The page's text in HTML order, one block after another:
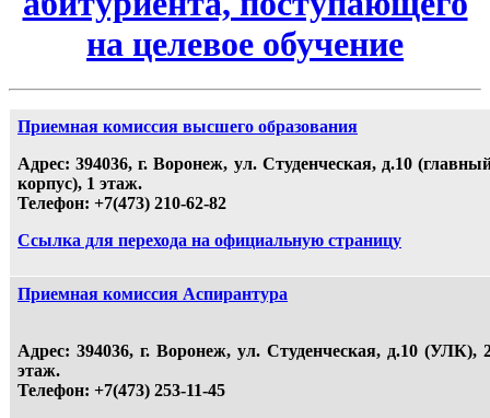
на целевое обучение
Приемная комиссия высшего образования
Адрес: 394036, г. Воронеж, ул. Студенческая, д.10
корпус), 1 этаж.
Телефон: +7(473) 210-62-82
Ссылка для перехода на официальную страницу
Приемная комиссия Аспирантура
Адрес: 394036, г. Воронеж, ул. Студенческая, д.10 (УЛК),
этаж.
Телефон: +7(473) 253-11-45